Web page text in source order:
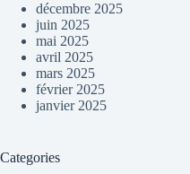
décembre 2025
juin 2025
mai 2025
avril 2025
mars 2025
février 2025
janvier 2025
Categories